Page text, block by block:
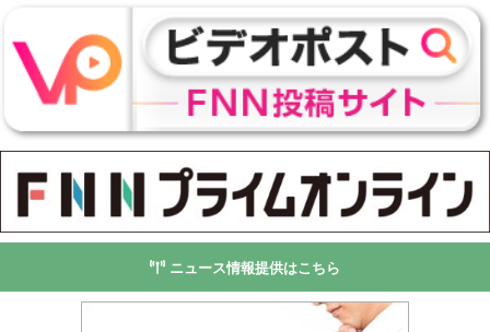
ニュース情報提供はこちら